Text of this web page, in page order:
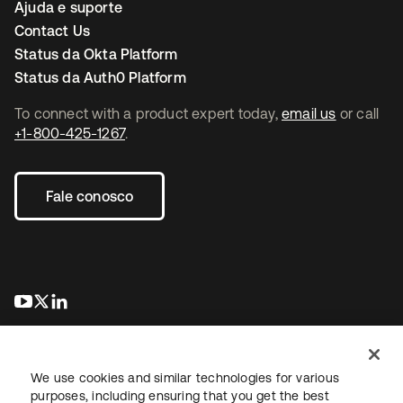
To connect with a product expert today, email us or call
+1-800-425-1267.
Fale conosco
abre em uma nova guia
abre em uma nova guia
Ajuda e suporte
Contact Us
Status da Okta Platform
Status da Auth0 Platform
We use cookies and similar technologies for various
purposes, including ensuring that you get the best